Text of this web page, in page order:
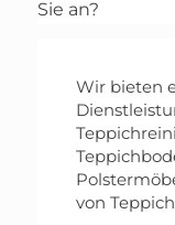
Sie an?
Wir bieten
von